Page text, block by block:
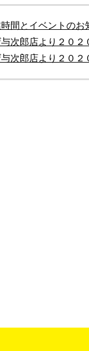
間とイベントのお
次郎店より２０２
次郎店より２０